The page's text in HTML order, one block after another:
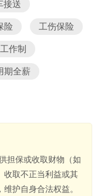
接送
险 工伤保险
作制
期全薪
担保或收取财物（如
收取不正当利益或其
护自身合法权益。